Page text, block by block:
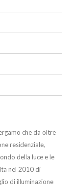
che da oltre
residenziale,
della luce e le
nel 2010 di
di illuminazione